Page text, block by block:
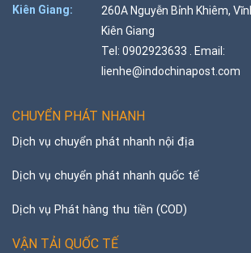
Kiên Giang:
260A Nguyễn Bỉnh Khiêm,
Kiên Giang
Tel: 0902923633 . Email:
lienhe@indochinapost.com
CHUYỂN PHÁT NHANH
Dịch vụ chuyển phát nhanh nội địa
Dịch vụ chuyển phát nhanh quốc tế
Dịch vụ Phát hàng thu tiền (COD)
VẬN TẢI QUỐC TẾ